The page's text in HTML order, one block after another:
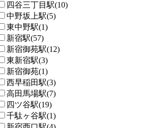
四谷三丁目駅(10)
中野坂上駅(5)
東中野駅(1)
新宿駅(57)
新宿御苑駅(12)
東新宿駅(3)
新宿御苑(1)
西早稲田駅(3)
高田馬場駅(7)
四ツ谷駅(19)
千駄ヶ谷駅(1)